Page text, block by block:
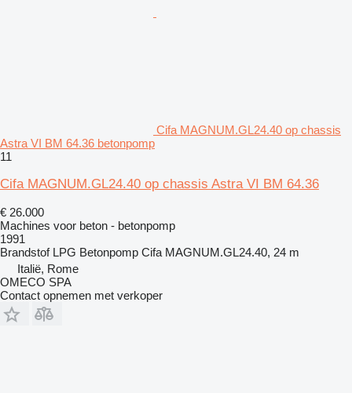
Cifa MAGNUM.GL24.40 op chassis
Astra VI BM 64.36 betonpomp
11
Cifa MAGNUM.GL24.40 op chassis Astra VI BM 64.36
€ 26.000
Machines voor beton - betonpomp
1991
Brandstof LPG Betonpomp Cifa MAGNUM.GL24.40, 24 m
Italië, Rome
OMECO SPA
Contact opnemen met verkoper